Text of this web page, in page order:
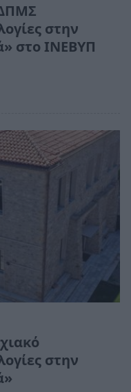
στην
στο ΙΝΕΒΥΠ
στην